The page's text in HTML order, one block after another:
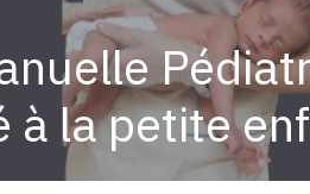
à la petite